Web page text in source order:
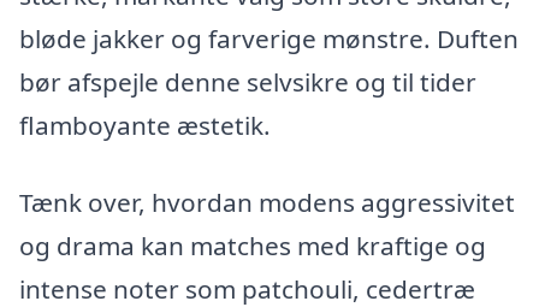
bløde jakker og farverige mønstre. Duften
bør afspejle denne selvsikre og til tider
flamboyante æstetik.
Tænk over, hvordan modens aggressivitet
og drama kan matches med kraftige og
intense noter som patchouli, cedertræ